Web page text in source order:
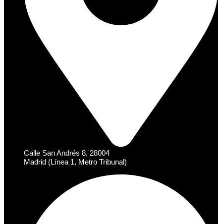
Calle San Andrés 8, 28004
Madrid (Línea 1, Metro Tribunal)